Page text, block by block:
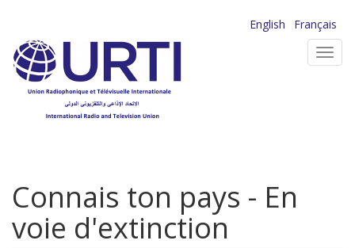
contenu
principal
English
Français
Connais ton pays - En
voie d'extinction